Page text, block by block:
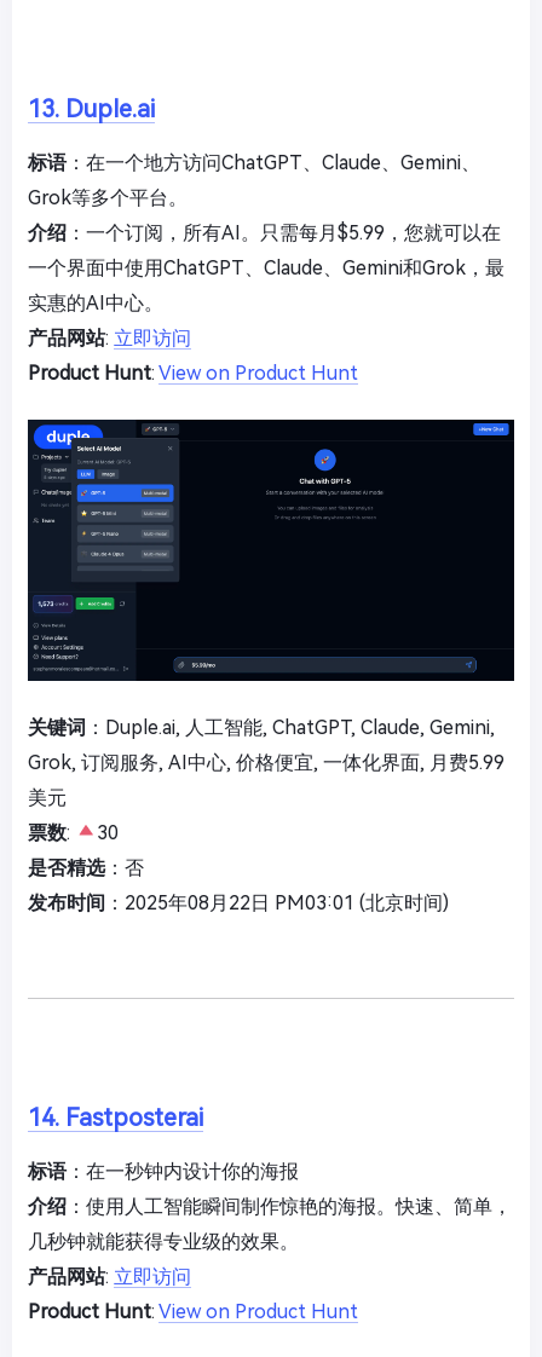
13. Duple.ai
标语：在一个地方访问ChatGPT、Claude、Gemini、
Grok等多个平台。
介绍 ：一个订阅，所有AI。只需每月$5.99，您就可以在
一个界面中使用ChatGPT、Claude、Gemini和Grok，最
实惠的AI中心。
产品网站: 立即访问
Product Hunt: View on Product Hunt
关键词 ：Duple.ai, 人工智能, ChatGPT, Claude, Gemini,
Grok, 订阅服务, AI中心, 价格便宜, 一体化界面, 月费5.99
美元
票数:
30
是否精选：否
发布时间 ：2025年08月22日 PM03:01 (北京时间)
14. Fastposterai
标语：在一秒钟内设计你的海报
介绍 ：使用人工智能瞬间制作惊艳的海报。快速、简单，
几秒钟就能获得专业级的效果。
产品网站: 立即访问
Product Hunt: View on Product Hunt